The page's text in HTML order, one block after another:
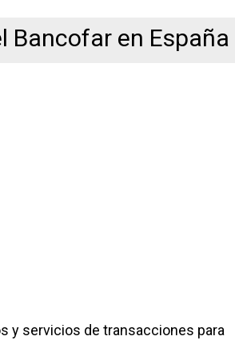
Bancofar en España
y servicios de transacciones para